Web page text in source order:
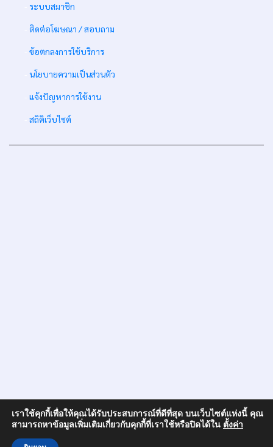
เราใช้คุกกี้เพื่อให้คุณได้รับประสบการณ์ที่ดีที่สุด บนเว็บไซต์แห่งนี้ คุณ
สามารถหาข้อมูลเพิ่มเติมเกี่ยวกับคุกกี้ที่เราใช้หรือปิดได้ใน ตั้งค่า
ระบบสมาชิก
ติดต่อโฆษณา / สอบถาม
ข้อตกลงการใช้บริการ
นโยบายความเป็นส่วนตัว
แจ้งปัญหาการใช้งาน
สถิติเว็บไซต์